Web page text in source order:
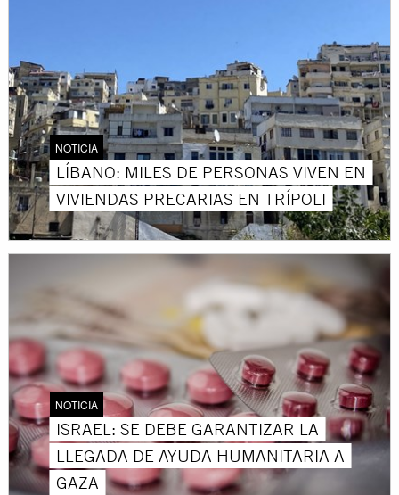
NOTICIA
LÍBANO: MILES DE PERSONAS VIVEN EN
VIVIENDAS PRECARIAS EN TRÍPOLI
NOTICIA
ISRAEL: SE DEBE GARANTIZAR LA
LLEGADA DE AYUDA HUMANITARIA A
GAZA